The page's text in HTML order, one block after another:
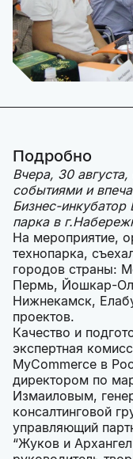
Подробно
Вчера, 30
событиями и
Бизнес-
парка в
На мероприятие,
технопарка,
городов страны:
Пермь, Йошкар-
Нижнекамск,
проектов.
Качество и
экспертная
MyCommerce в
директором по
Измаиловым,
консалтинговой
управляющий
“Жуков и